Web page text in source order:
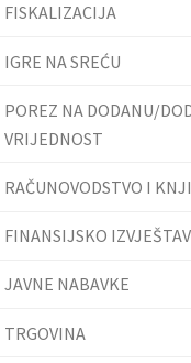
FISKALIZACIJA
IGRE NA SREĆU
POREZ NA DODANU/
VRIJEDNOST
RAČUNOVODSTVO I
FINANSIJSKO
JAVNE NABAVKE
TRGOVINA